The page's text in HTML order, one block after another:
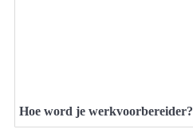
Hoe word je werkvoorbereider?